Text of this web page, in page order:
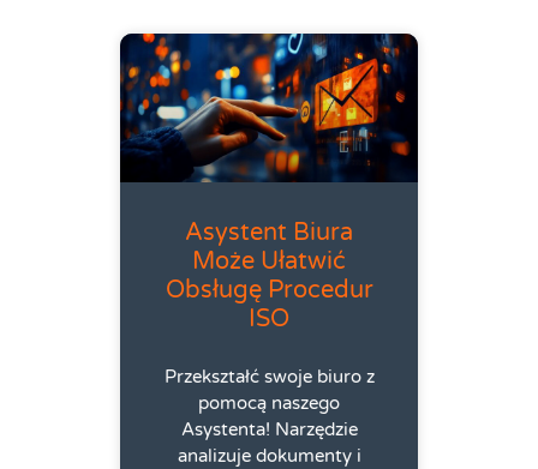
Asystent Biura
Może Ułatwić
Obsługę Procedur
ISO
Przekształć swoje biuro z
pomocą naszego
Asystenta! Narzędzie
analizuje dokumenty i